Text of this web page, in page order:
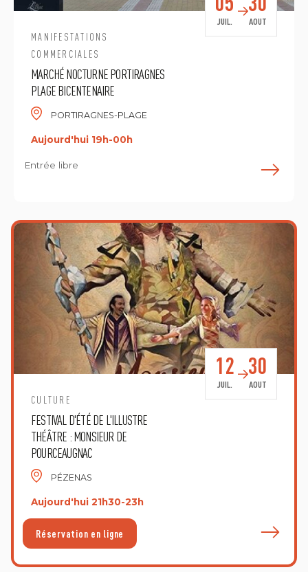
MANIFESTATIONS
COMMERCIALES
MARCHÉ NOCTURNE PORTIRAGNES
PLAGE BICENTENAIRE
PORTIRAGNES-PLAGE
Aujourd'hui 19h-00h
JUIL. AOUT
Entrée libre
CULTURE
FESTIVAL D'ÉTÉ DE L'ILLUSTRE
THÉÂTRE : MONSIEUR DE
POURCEAUGNAC
PÉZENAS
Aujourd'hui 21h30-23h
12
JUIL.
30
AOUT
Réservation en ligne